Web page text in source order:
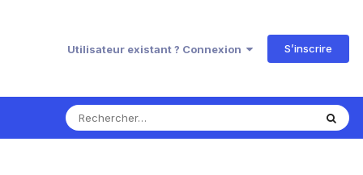
Utilisateur existant ? Connexion S’inscrire